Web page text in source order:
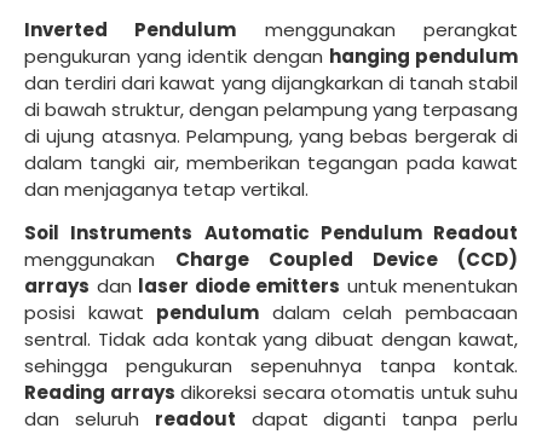
Inverted Pendulum menggunakan perangkat
pengukuran yang identik dengan hanging pendulum
dan terdiri dari kawat yang dijangkarkan di tanah stabil
di bawah struktur, dengan pelampung yang terpasang
di ujung atasnya. Pelampung, yang bebas bergerak di
dalam tangki air, memberikan tegangan pada kawat
dan menjaganya tetap vertikal.
Soil Instruments Automatic Pendulum Readout
menggunakan Charge Coupled Device (CCD)
arrays dan laser diode emitters untuk menentukan
posisi kawat pendulum dalam celah pembacaan
sentral. Tidak ada kontak yang dibuat dengan kawat,
sehingga pengukuran sepenuhnya tanpa kontak.
Reading arrays dikoreksi secara otomatis untuk suhu
dan seluruh readout dapat diganti tanpa perlu